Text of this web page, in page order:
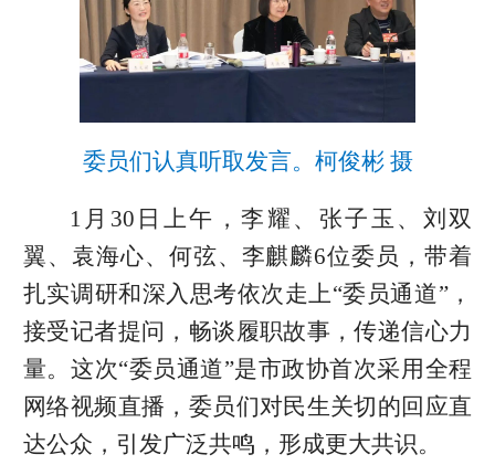
委员们认真听取发言。柯俊彬 摄
1月30日上午，李耀、张子玉、刘双
翼、袁海心、何弦、李麒麟6位委员，带着
扎实调研和深入思考依次走上“委员通道”，
接受记者提问，畅谈履职故事，传递信心力
量。这次“委员通道”是市政协首次采用全程
网络视频直播，委员们对民生关切的回应直
达公众，引发广泛共鸣，形成更大共识。